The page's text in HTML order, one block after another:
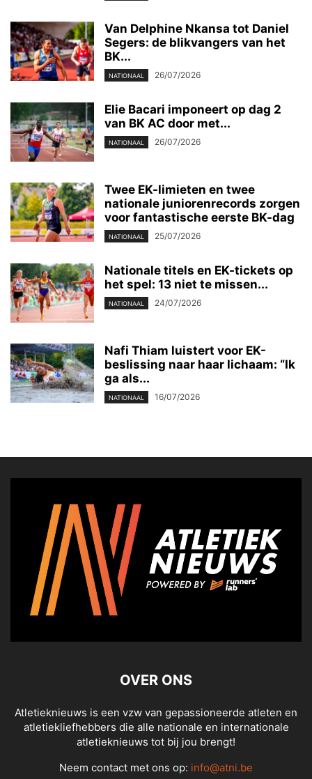
Van Delphine Nkansa tot Daniel
Segers: de blikvangers van het
BK...
NATIONAAL 26/07/2026
Elie Bacari imponeert op dag 2
van BK AC door met...
NATIONAAL 26/07/2026
Twee EK-limieten en twee
nationale juniorenrecords zorgen
voor fantastische eerste BK-dag
NATIONAAL 25/07/2026
Nationale titels en EK-tickets op
het spel: 13 niet te missen...
NATIONAAL 24/07/2026
Nafi Thiam luistert voor EK-
beslissing naar haar lichaam: “Ik
ga als...
NATIONAAL 16/07/2026
OVER ONS
Atletieknieuws is een vzw van gepassioneerde atleten en
atletiekliefhebbers die alle nationale en internationale
atletieknieuws tot bij jou brengt!
Neem contact met ons op: info@atni.be